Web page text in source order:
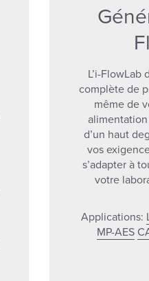
L’i-FlowLab
complète de
même de
d’un haut
vos
s’adapter à
votre
Applications:
MP-AES